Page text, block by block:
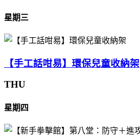
星期三
【手工話咁易】環保兒童收納架
THU
星期四